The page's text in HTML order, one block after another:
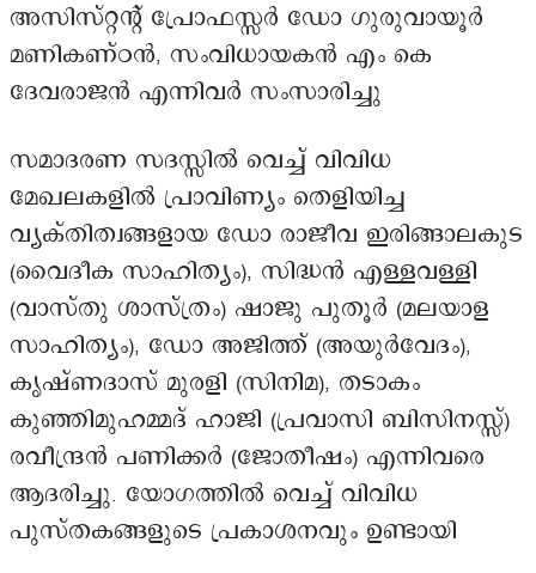
അസിസ്റ്റന്റ് പ്രോഫസ്സർ ഡോ ഗുരുവായൂർ
മണികണ്ഠൻ, സംവിധായകൻ എം കെ
ദേവരാജൻ എന്നിവർ സംസാരിച്ചു
സമാദരണ സദസ്സിൽ വെച്ച് വിവിധ
മേഖലകളിൽ പ്രാവിണ്യം തെളിയിച്ച
വ്യക്തിത്വങ്ങളായ ഡോ രാജീവ ഇരിങ്ങാലകുട
(വൈദീക സാഹിത്യം), സിദ്ധൻ എള്ളവള്ളി
(വാസ്തു ശാസ്ത്രം) ഷാജു പുതൂർ (മലയാള
സാഹിത്യം), ഡോ അജിത്ത് (അയുർവേദം),
കൃഷ്ണദാസ് മുരളി (സിനിമ), തടാകം
കുഞ്ഞിമുഹമ്മദ് ഹാജി (പ്രവാസി ബിസിനസ്സ്)
രവീന്ദ്രൻ പണിക്കർ (ജോതീഷം) എന്നിവരെ
ആദരിച്ചു. യോഗത്തിൽ വെച്ച് വിവിധ
പുസ്തകങ്ങളുടെ പ്രകാശനവും ഉണ്ടായി